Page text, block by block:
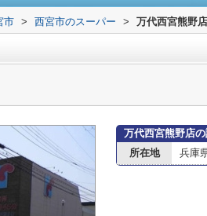
市 > 西宮市のスーパー > 万代西宮熊野店
万代西宮熊野店
所在地
兵庫